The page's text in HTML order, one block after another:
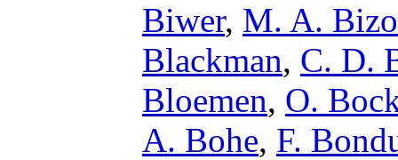
Biwer, M. A.
Blackman, C. D.
Bloemen, O.
A. Bohe, F.